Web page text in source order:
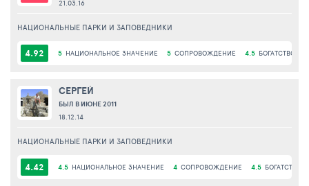
21.03.16
НАЦИОНАЛЬНЫЕ ПАРКИ И ЗАПОВЕДНИКИ
4.92 5 НАЦИОНАЛЬНОЕ ЗНАЧЕНИЕ 5 СОПРОВОЖДЕНИЕ 4.5 БОГАТСТВО
СЕРГЕЙ
БЫЛ В ИЮНЕ 2011
18.12.14
НАЦИОНАЛЬНЫЕ ПАРКИ И ЗАПОВЕДНИКИ
4.42 4.5 НАЦИОНАЛЬНОЕ ЗНАЧЕНИЕ 4 СОПРОВОЖДЕНИЕ 4.5 БОГАТСТВО